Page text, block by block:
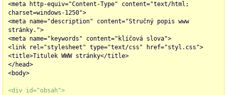
<meta http-equiv="Content-Type" content="text/html;
charset=windows-1250">
<meta name="description" content="Stručný popis www
stránky.">
<meta name="keywords" content="klíčová slova">
<link rel="stylesheet" type="text/css" href="styl.css">
<title>Titulek WWW stránky</title>
</head>
<body>
<div id="obsah">